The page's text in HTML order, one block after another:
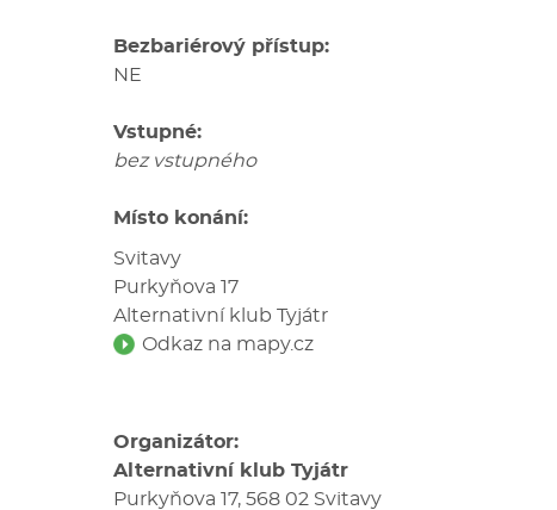
Bezbariérový přístup:
NE
Vstupné:
bez vstupného
Místo konání:
Svitavy
Purkyňova 17
Alternativní klub Tyjátr
Odkaz na mapy.cz
Organizátor:
Alternativní klub Tyjátr
Purkyňova 17, 568 02 Svitavy